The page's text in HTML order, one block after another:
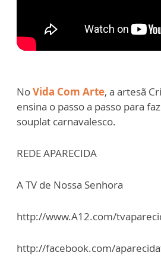
NoVida Com Arte, a artesã
ensina o passo a passo para
souplat carnavalesco.
REDE APARECIDA
A TV de Nossa Senhora
http://www.A12.com/
http://facebook.com/